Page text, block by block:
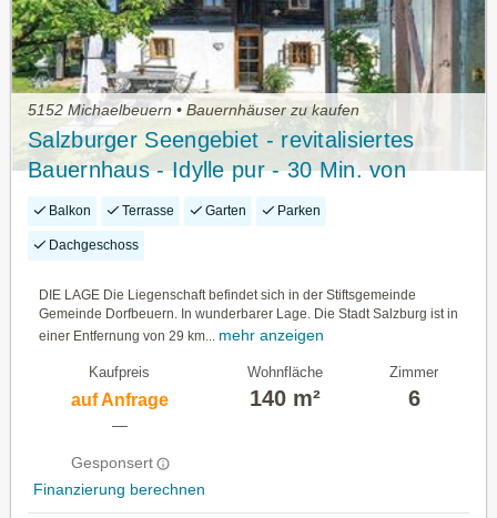
5152 Michaelbeuern • Bauernhäuser zu kaufen
Salzburger Seengebiet - revitalisiertes
Bauernhaus - Idylle pur - 30 Min. von
Salzburg
Balkon Terrasse Garten Parken
Dachgeschoss
DIE LAGE Die Liegenschaft befindet sich in der Stiftsgemeinde
Gemeinde Dorfbeuern. In wunderbarer Lage. Die Stadt Salzburg ist in
einer Entfernung von 29 km... mehr anzeigen
Kaufpreis
auf Anfrage
—
Gesponsert
Finanzierung berechnen
Wohnfläche
140 m²
Zimmer
6